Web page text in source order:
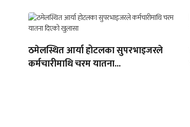
ठमेलस्थित आर्या होटलका सुपरभाइजरले
कर्मचारीमाथि चरम यातना...